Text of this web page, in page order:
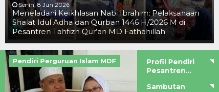
Senin, 8 Jun 2026
Meneladani Keikhlasan Nabi Ibrahim: Pelaksanaan
Shalat Idul Adha dan Qurban 1446 H/2026 M di
Pesantren Tahfizh Qur’an MD Fathahillah
Pendiri Perguruan Islam MDF
Profil Pendiri
Pesantren...
Sambutan